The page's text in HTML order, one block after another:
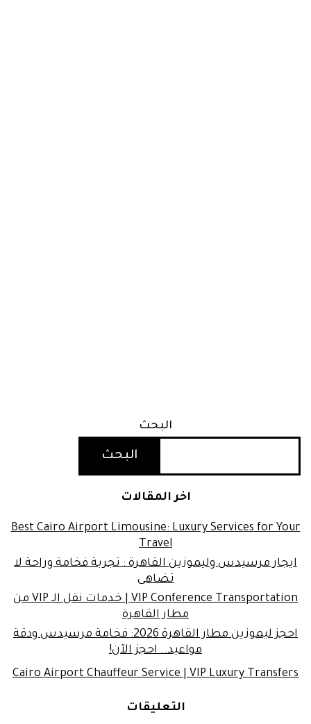
البحث
البحث
اخر المقالات
Best Cairo Airport Limousine: Luxury Services for Your
Travel
ايجار مرسيدس وليموزين القاهرة : تجربة فخامة وراحة لا
تضاهى
VIP Conference Transportation | خدمات نقل الـ VIP من
مطار القاهرة
احجز ليموزين مطار القاهرة 2026: فخامة مرسيدس ودقة
مواعيد.. احجز الآن!
Cairo Airport Chauffeur Service | VIP Luxury Transfers
التعليقات